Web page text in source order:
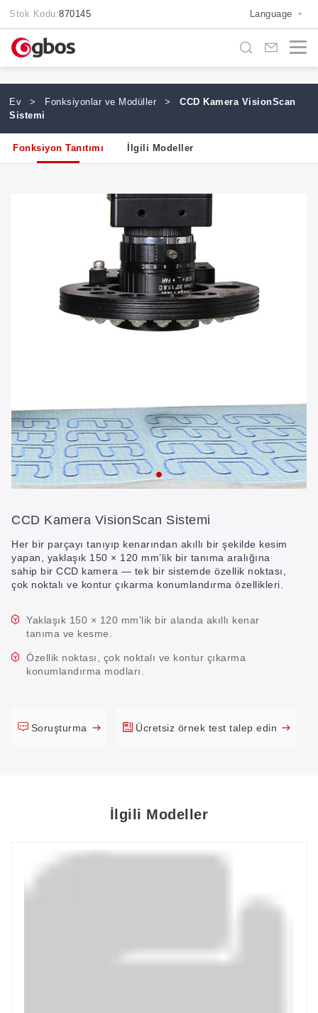
Stok Kodu:870145 Language
Ev > Fonksiyonlar ve Modüller >
CCD Kamera VisionScan
Sistemi
Fonksiyon Tanıtımı İlgili Modeller
CCD Kamera VisionScan Sistemi
Her bir parçayı tanıyıp kenarından akıllı bir şekilde kesim
yapan, yaklaşık 150 × 120 mm’lik bir tanıma aralığına
sahip bir CCD kamera — tek bir sistemde özellik noktası,
çok noktalı ve kontur çıkarma konumlandırma özellikleri.
Yaklaşık 150 × 120 mm'lik bir alanda akıllı kenar
tanıma ve kesme.
Özellik noktası, çok noktalı ve kontur çıkarma
konumlandırma modları.
Soruşturma Ücretsiz örnek test talep edin
İlgili Modeller